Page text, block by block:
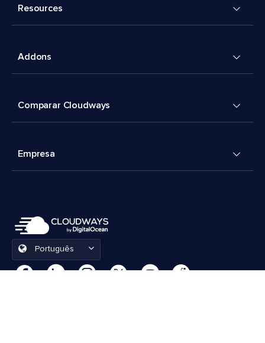
Resources
Addons
Comparar Cloudways
Empresa
Português